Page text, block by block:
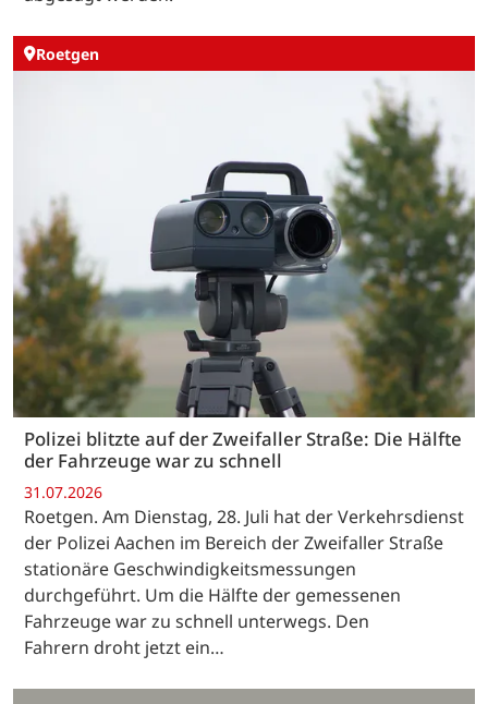
Roetgen
Polizei blitzte auf der Zweifaller Straße: Die Hälfte
der Fahrzeuge war zu schnell
31.07.2026
Roetgen. Am Dienstag, 28. Juli hat der Verkehrsdienst
der Polizei Aachen im Bereich der Zweifaller Straße
stationäre Geschwindigkeitsmessungen
durchgeführt. Um die Hälfte der gemessenen
Fahrzeuge war zu schnell unterwegs. Den
Fahrern droht jetzt ein…